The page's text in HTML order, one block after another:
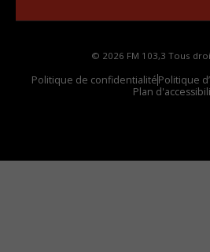
© 2026 FM 103,3 Tous
Politique de confidentialitéPolitique
Plan